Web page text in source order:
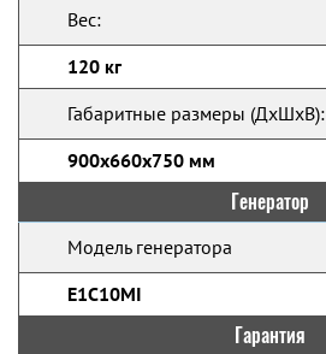
Вес:
120 кг
Габаритные размеры (ДхШхВ):
900х660х750 мм
Генератор
Модель генератора
E1C10MI
Гарантия